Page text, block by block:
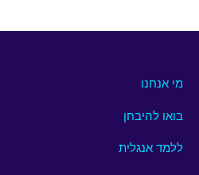
מי אנחנו
בואו להיבחן
ללמד אנגלית